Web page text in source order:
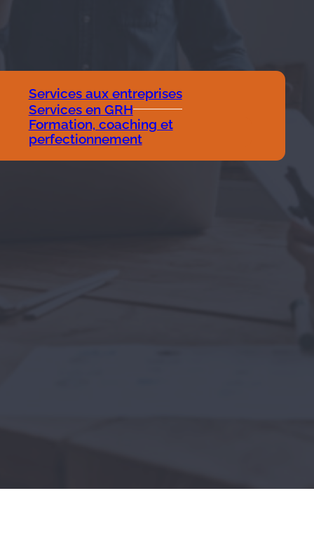
Services aux entreprises
Services en GRH
Formation, coaching et
perfectionnement